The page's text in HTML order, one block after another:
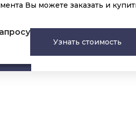
Вы можете заказать и
Узнать стоимость